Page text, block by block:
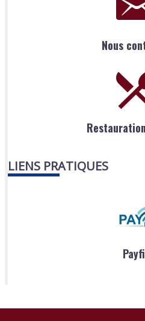
Nous
LIENS PRATIQUES